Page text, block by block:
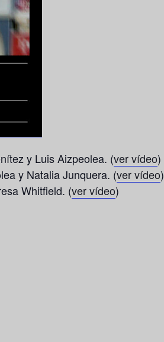
y Luis Aizpeolea. (ver vídeo)
y Natalia Junquera. (ver vídeo)
Whitfield. (ver vídeo)